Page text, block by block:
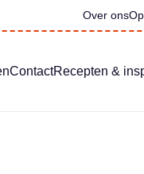
Over ons
ContactRecepten &